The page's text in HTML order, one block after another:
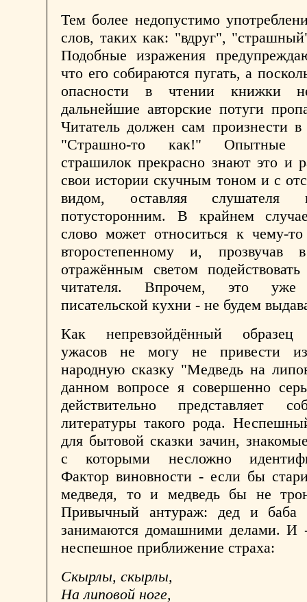
Тем более недопустимо
слов, таких как: "вдруг",
Подобные изражения
что его собираются пугать, а
опасности в чтении книжки
дальнейшие авторские потуги
Читатель должен сам произнести
"Страшно-то как!" Опытные
страшилок прекрасно знают это и
свои истории скучным тоном и с
видом, оставляя слушателя
потусторонним. В крайнем
слово может относиться к чему-
второстепенному и, прозвучав
отражённым светом
читателя. Впрочем, это уже
писательской кухни - не будем
Как непревзойдённый образец
ужасов не могу не привести
народную сказку "Медведь на
данном вопросе я совершенно
действительно представляет
литературы такого рода.
для бытовой сказки зачин,
с которыми несложно
Фактор виновности - если бы
медведя, то и медведь бы не
Привычный антураж: дед и баба
занимаются домашними делами. И
неспешное приближение страха:
Скырлы, скырлы,
На липовой ноге,